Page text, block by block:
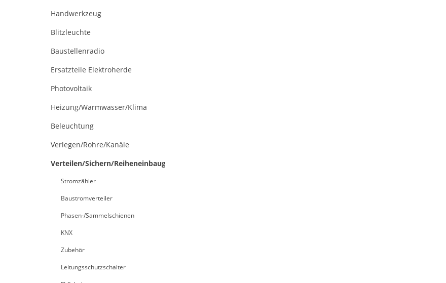
Handwerkzeug
Blitzleuchte
Baustellenradio
Ersatzteile Elektroherde
Photovoltaik
Heizung/Warmwasser/Klima
Beleuchtung
Verlegen/Rohre/Kanäle
Verteilen/Sichern/Reiheneinbaugeräte
Stromzähler
Baustromverteiler
Phasen-/Sammelschienen
KNX
Zubehör
Leitungsschutzschalter